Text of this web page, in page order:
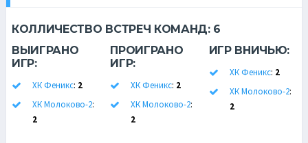
КОЛЛИЧЕСТВО ВСТРЕЧ КОМАНД: 6
ВЫИГРАНО
ИГР:
ХК Феникс: 2
ХК Молоково-2:
2
ПРОИГРАНО
ИГР:
ХК Феникс: 2
ХК Молоково-2:
2
ИГР ВНИЧЬЮ:
ХК Феникс: 2
ХК Молоково-2:
2